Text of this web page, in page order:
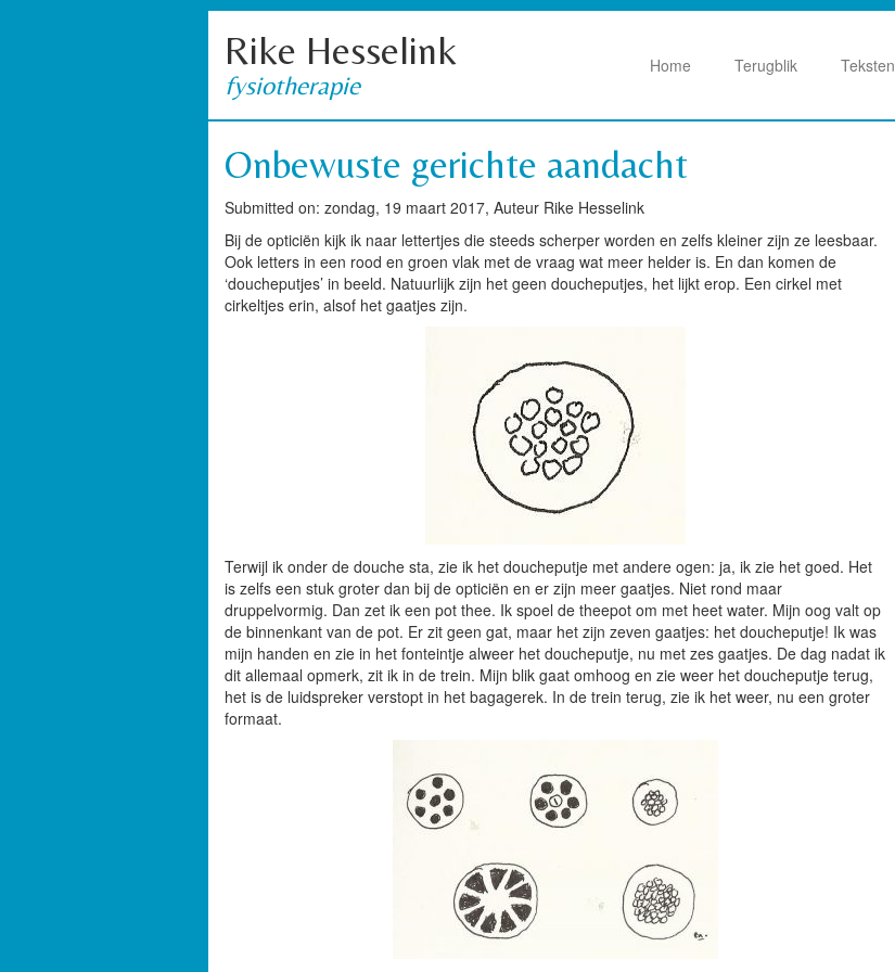
Rike Hesselink
fysiotherapie
Home Terugblik Teksten
Onbewuste gerichte aandacht
Submitted on: zondag, 19 maart 2017, Auteur Rike Hesselink
Bij de opticiën kijk ik naar lettertjes die steeds scherper worden en zelfs kleiner zijn ze leesbaar.
Ook letters in een rood en groen vlak met de vraag wat meer helder is. En dan komen de
‘doucheputjes’ in beeld. Natuurlijk zijn het geen doucheputjes, het lijkt erop. Een cirkel met
cirkeltjes erin, alsof het gaatjes zijn.
Terwijl ik onder de douche sta, zie ik het doucheputje met andere ogen: ja, ik zie het goed. Het
is zelfs een stuk groter dan bij de opticiën en er zijn meer gaatjes. Niet rond maar
druppelvormig. Dan zet ik een pot thee. Ik spoel de theepot om met heet water. Mijn oog valt op
de binnenkant van de pot. Er zit geen gat, maar het zijn zeven gaatjes: het doucheputje! Ik was
mijn handen en zie in het fonteintje alweer het doucheputje, nu met zes gaatjes. De dag nadat ik
dit allemaal opmerk, zit ik in de trein. Mijn blik gaat omhoog en zie weer het doucheputje terug,
het is de luidspreker verstopt in het bagagerek. In de trein terug, zie ik het weer, nu een groter
formaat.